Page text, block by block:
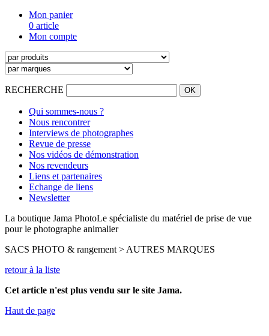
Mon panier
0 article
Mon compte
RECHERCHE
Qui sommes-nous ?
Nous rencontrer
Interviews de photographes
Revue de presse
Nos vidéos de démonstration
Nos revendeurs
Liens et partenaires
Echange de liens
Newsletter
La boutique Jama PhotoLe spécialiste du matériel de prise de vue
pour le photographe animalier
SACS PHOTO & rangement > AUTRES MARQUES
retour à la liste
Cet article n'est plus vendu sur le site Jama.
Haut de page